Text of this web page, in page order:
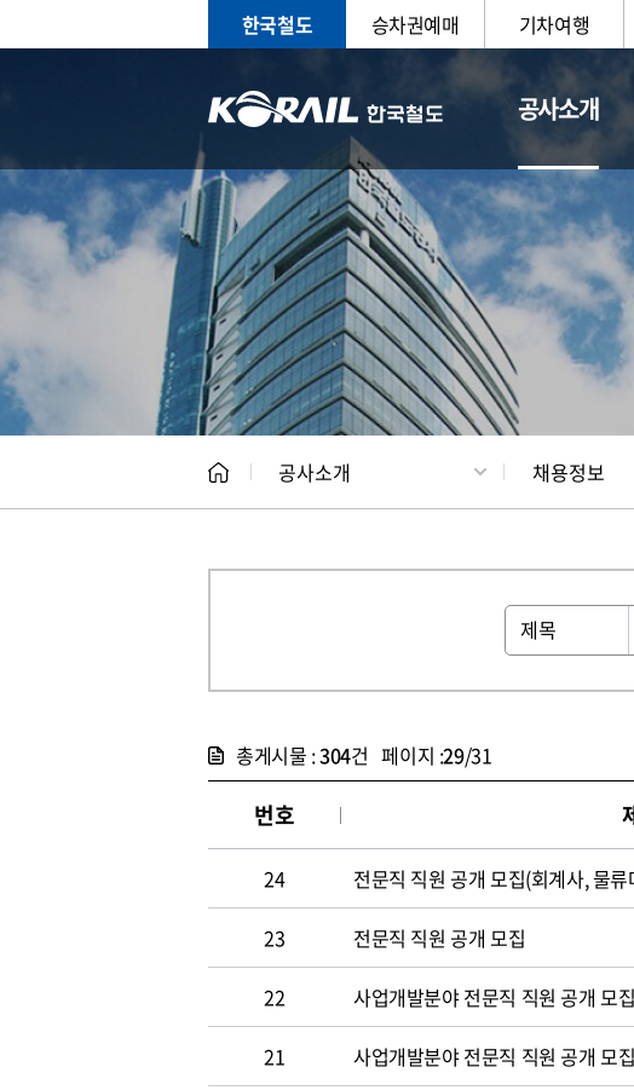
한국철도 승차권예매 기차여행
공사소개
CEO 일반현황
공사소개 채용정보
총게시물 :304건 페이지 :29/31
번호
24 전문직 직원 공개 모집(회계사, 물
23 전문직 직원 공개 모집
22 사업개발분야 전문직 직원 공개 모
21 사업개발분야 전문직 직원 공개 모집